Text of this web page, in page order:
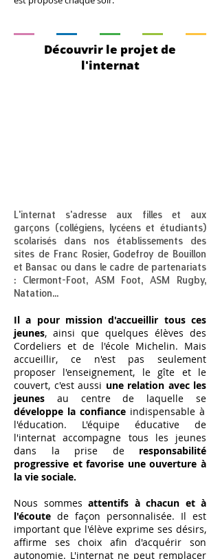
Découvrir le projet de
l'internat
L'internat s'adresse aux filles et aux
garçons (collégiens, lycéens et étudiants)
scolarisés dans nos établissements des
sites de Franc Rosier, Godefroy de Bouillon
et Bansac ou dans le cadre de partenariats
: Clermont-Foot, ASM Foot, ASM Rugby,
Natation...
Il a pour mission d'accueillir tous ces
jeunes, ainsi que quelques élèves des
Cordeliers et de l'école Michelin. Mais
accueillir, ce n'est pas seulement
proposer l'enseignement, le gîte et le
couvert, c'est aussi une relation avec les
jeunes au centre de laquelle se
développe la confiance indispensable à
l'éducation. L'équipe éducative de
l'internat accompagne tous les jeunes
dans la prise de responsabilité
progressive et favorise une ouverture à
la vie sociale.
Nous sommes attentifs à chacun et à
l'écoute de façon personnalisée. Il est
important que l'élève exprime ses désirs,
affirme ses choix afin d'acquérir son
autonomie. L'internat ne peut remplacer